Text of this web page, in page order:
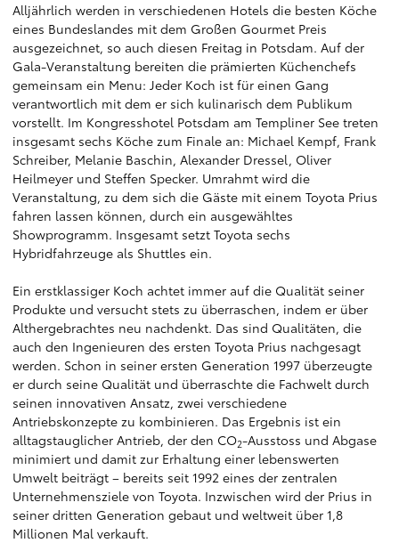
Alljährlich werden in verschiedenen Hotels die besten Köche
eines Bundeslandes mit dem Großen Gourmet Preis
ausgezeichnet, so auch diesen Freitag in Potsdam. Auf der
Gala-Veranstaltung bereiten die prämierten Küchenchefs
gemeinsam ein Menu: Jeder Koch ist für einen Gang
verantwortlich mit dem er sich kulinarisch dem Publikum
vorstellt. Im Kongresshotel Potsdam am Templiner See treten
insgesamt sechs Köche zum Finale an: Michael Kempf, Frank
Schreiber, Melanie Baschin, Alexander Dressel, Oliver
Heilmeyer und Steffen Specker. Umrahmt wird die
Veranstaltung, zu dem sich die Gäste mit einem Toyota Prius
fahren lassen können, durch ein ausgewähltes
Showprogramm. Insgesamt setzt Toyota sechs
Hybridfahrzeuge als Shuttles ein.
Ein erstklassiger Koch achtet immer auf die Qualität seiner
Produkte und versucht stets zu überraschen, indem er über
Althergebrachtes neu nachdenkt. Das sind Qualitäten, die
auch den Ingenieuren des ersten Toyota Prius nachgesagt
werden. Schon in seiner ersten Generation 1997 überzeugte
er durch seine Qualität und überraschte die Fachwelt durch
seinen innovativen Ansatz, zwei verschiedene
Antriebskonzepte zu kombinieren. Das Ergebnis ist ein
alltagstauglicher Antrieb, der den CO2-Ausstoss und Abgase
minimiert und damit zur Erhaltung einer lebenswerten
Umwelt beiträgt – bereits seit 1992 eines der zentralen
Unternehmensziele von Toyota. Inzwischen wird der Prius in
seiner dritten Generation gebaut und weltweit über 1,8
Millionen Mal verkauft.